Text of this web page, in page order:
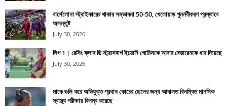
বার্সেলোনা স্ট্রাইকারের থাকার সম্ভাবনা 50-50, খেলোয়াড় পুনর্নবীকরণ প্রস্তাবে
অসন্তুষ্ট
July 30, 2026
লিগ 1। রেসিং ক্লাব ডি স্ট্রাসবার্গ ইয়োনি গোমিসকে আবার বেভারেনকে ধার দিয়েছে
July 30, 2026
মাকে গুলি করে অভিযুক্ত প্রধান কোচের ছেলের জন্য আদালত বিলম্বিত মানসিক
স্বাস্থ্য পরীক্ষায় বিলম্ব করেছে